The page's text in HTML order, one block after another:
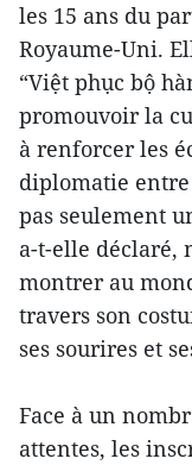
les 15 ans du
Royaume-Uni.
“Việt phục bộ
promouvoir la
à renforcer les
diplomatie entre
pas seulement
a-t-elle déclaré,
montrer au
travers son
ses sourires et
Face à un
attentes, les